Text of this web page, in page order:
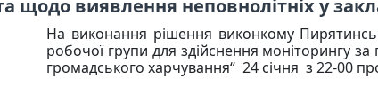
щодо виявлення неповнолітніх у
На виконання рішення виконкому
робочої групи для здійснення моніторингу
громадського харчування“ 24 січня з 22-00